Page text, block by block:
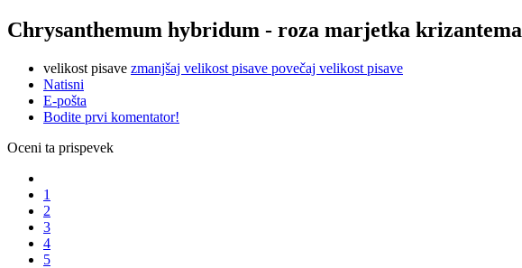
Chrysanthemum hybridum - roza marjetka krizantema
velikost pisave zmanjšaj velikost pisave povečaj velikost pisave
Natisni
E-pošta
Bodite prvi komentator!
Oceni ta prispevek
1
2
3
4
5